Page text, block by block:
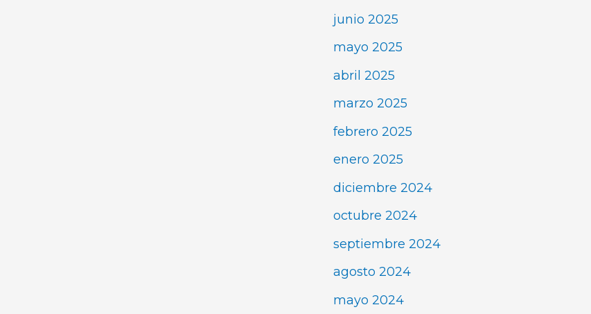
junio 2025
mayo 2025
abril 2025
marzo 2025
febrero 2025
enero 2025
diciembre 2024
octubre 2024
septiembre 2024
agosto 2024
mayo 2024